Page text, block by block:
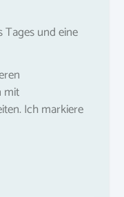
Tages und eine
mit
Ich markiere